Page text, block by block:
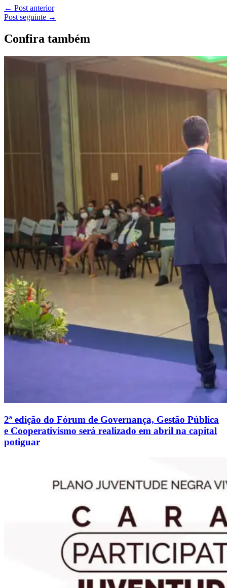
← Post anterior
Post seguinte →
Confira também
2ª edição do Fórum de Governança, Gestão Pública
e Cooperativismo será realizado em abril na capital
potiguar